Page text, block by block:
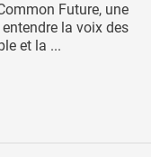
Future, une
la voix des
et la ...